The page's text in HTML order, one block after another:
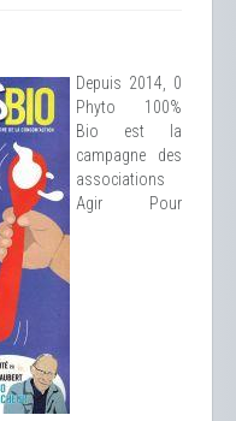
Depuis 2014, 0
Phyto 100%
Bio est la
campagne des
associations
Agir Pour